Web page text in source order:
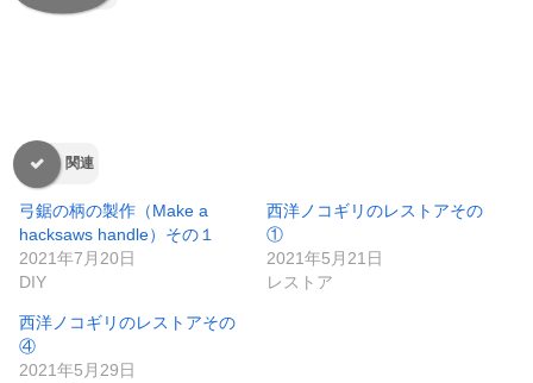
関連
弓鋸の柄の製作（Make a
hacksaws handle）その１
2021年7月20日
DIY
西洋ノコギリのレストアその
①
2021年5月21日
レストア
西洋ノコギリのレストアその
④
2021年5月29日